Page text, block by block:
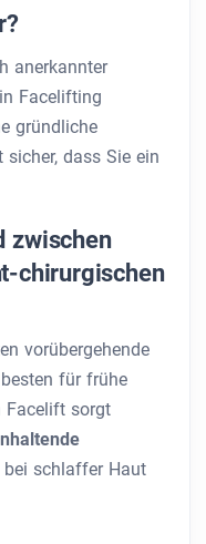
anerkannter
Facelifting
gründliche
dass Sie ein
zwischen
chirurgischen
vorübergehende
für frühe
Facelift sorgt
bei schlaffer Haut